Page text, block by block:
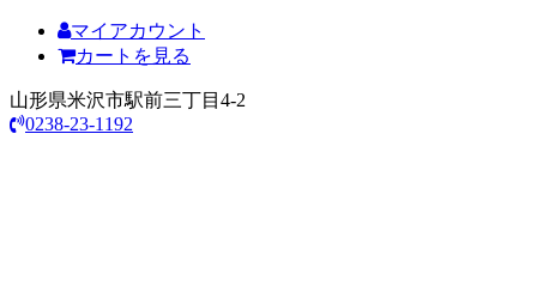
マイアカウント
カートを見る
山形県米沢市駅前三丁目4-2
0238-23-1192